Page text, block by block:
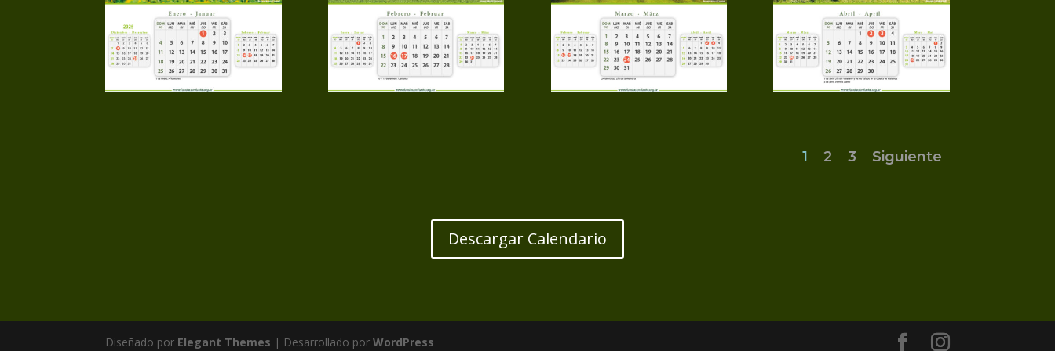
1 2 3 Siguiente
Descargar Calendario
Diseñado por Elegant Themes | Desarrollado porWordPress